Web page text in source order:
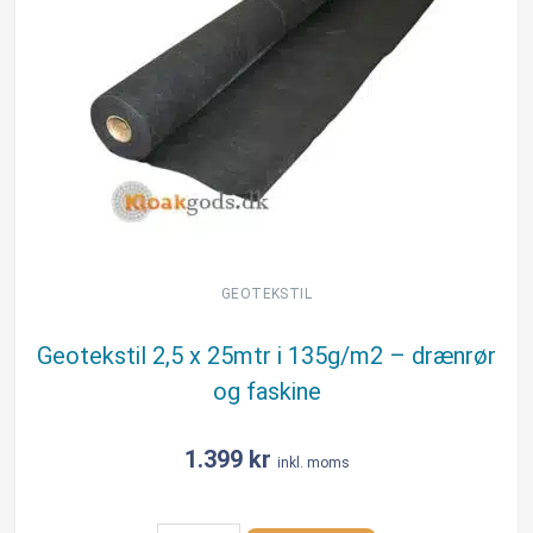
faskiner
m.m.
Typar©
antal
GEOTEKSTIL
Geotekstil 2,5 x 25mtr i 135g/m2 – drænrør
og faskine
1.399 kr inkl. moms